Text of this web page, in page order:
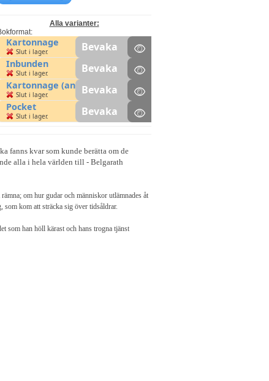
Alla varianter:
Kartonnage
Slut i lager. Bevaka
Inbunden
Slut i lager. Bevaka
Kartonnage (anm)
Slut i lager. Bevaka
Pocket
Slut i lager. Bevaka
fanns kvar som kunde berätta om de
alla i hela världen till - Belgarath
om hur gudar och människor utlämnades åt
som kom att sträcka sig över tidsåldrar.
som han höll kärast och hans trogna tjänst